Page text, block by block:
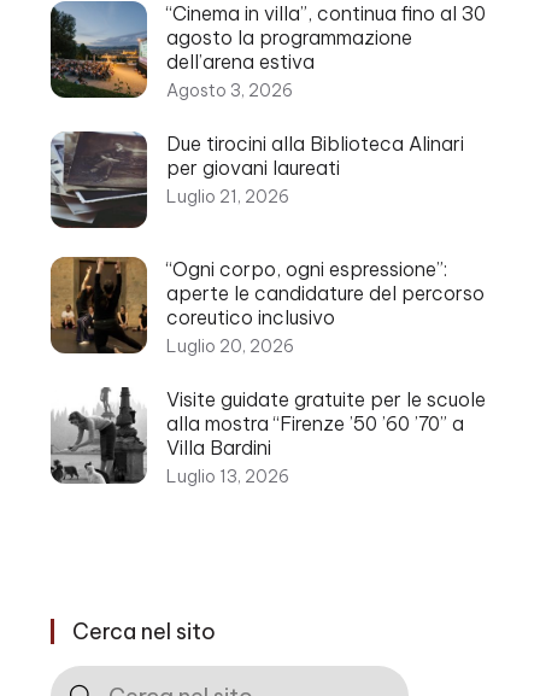
“Cinema in villa”, continua fino al 30
agosto la programmazione
dell’arena estiva
Agosto 3, 2026
Due tirocini alla Biblioteca Alinari
per giovani laureati
Luglio 21, 2026
“Ogni corpo, ogni espressione”:
aperte le candidature del percorso
coreutico inclusivo
Luglio 20, 2026
Visite guidate gratuite per le scuole
alla mostra “Firenze ’50 ’60 ’70” a
Villa Bardini
Luglio 13, 2026
Cerca nel sito
Cerca